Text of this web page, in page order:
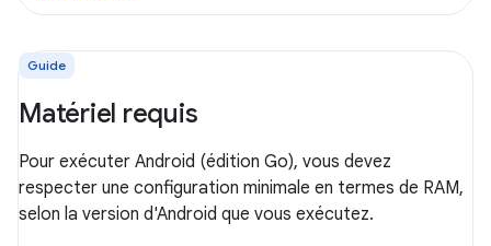
Guide
Matériel requis
Pour exécuter Android (édition Go), vous devez
respecter une configuration minimale en termes de RAM,
selon la version d'Android que vous exécutez.